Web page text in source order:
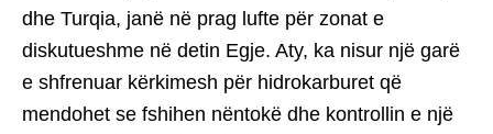
dhe Turqia, janë në prag lufte për zonat e
diskutueshme në detin Egje. Aty, ka nisur një garë
e shfrenuar kërkimesh për hidrokarburet që
mendohet se fshihen nëntokë dhe kontrollin e një